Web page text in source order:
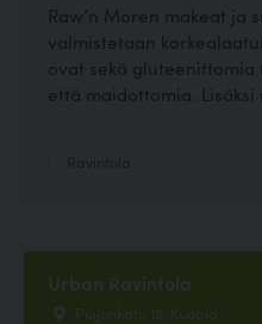
Raw’n Moren makeat ja
valmistetaan
ovat sekä
että maidottomia. Lisäksi
Urban Ravintola
Puijonkatu 15, Kuopio